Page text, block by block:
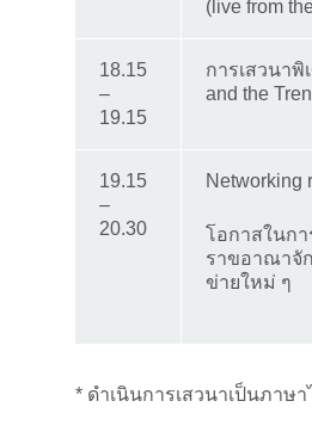
(live
18.15
–
19.15
การเสวนาพิ
and the
19.15
–
20.30
Networking
โอกาสในก
ราขอาณาจั
ข่ายใหม่ ๆ
* ดำเนินการเสวนาเป็นภาษา